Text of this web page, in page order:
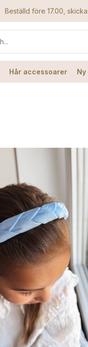
Beställd före 17.00,
Hår accessoarer Ny